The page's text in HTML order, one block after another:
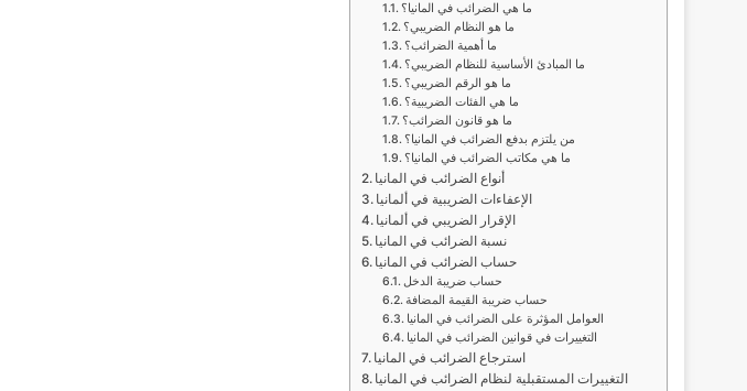
ما هي الضرائب في المانيا؟
ما هو النظام الضريبي؟
ما أهمية الضرائب؟
ما المبادئ الأساسية للنظام الضريبي؟
ما هو الرقم الضريبي؟
ما هي الفئات الضريبية؟
ما هو قانون الضرائب؟
من يلتزم بدفع الضرائب في المانيا؟
ما هي مكاتب الضرائب في المانيا؟
أنواع الضرائب في المانيا
الإعفاءات الضريبية في ألمانيا
الإقرار الضريبي في ألمانيا
نسبة الضرائب في المانيا
حساب الضرائب في المانيا
حساب ضريبة الدخل
حساب ضريبة القيمة المضافة
العوامل المؤثرة على الضرائب في المانيا
التغييرات في قوانين الضرائب في المانيا
استرجاع الضرائب في المانيا
التغييرات المستقبلية لنظام الضرائب في المانيا